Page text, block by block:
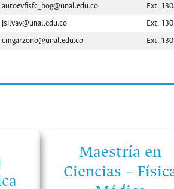
autoevfisfc_bog@unal.edu.co Ext.
jsilvav@unal.edu.co Ext.
cmgarzono@unal.edu.co Ext.
Maestría en
Ciencias –